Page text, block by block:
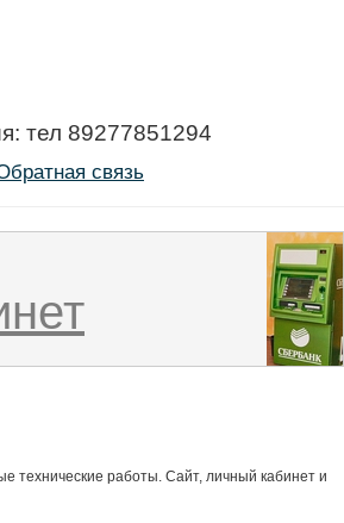
тел 89277851294
связь
технические работы. Сайт, личный кабинет и